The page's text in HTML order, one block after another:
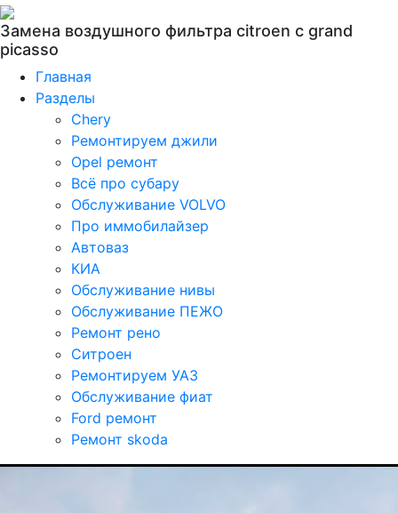
Замена воздушного фильтра citroen c grand
picasso
Главная
Разделы
Chery
Ремонтируем джили
Opel ремонт
Всё про субару
Обслуживание VOLVO
Про иммобилайзер
Автоваз
КИА
Обслуживание нивы
Обслуживание ПЕЖО
Ремонт рено
Ситроен
Ремонтируем УАЗ
Обслуживание фиат
Ford ремонт
Ремонт skoda